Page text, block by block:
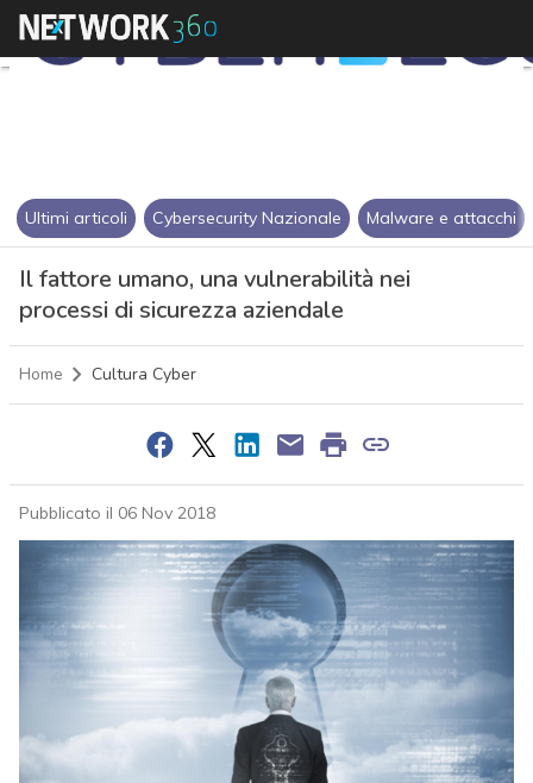
Ultimi articoli Cybersecurity Nazionale Malware e attacchi
Il fattore umano, una vulnerabilità nei
processi di sicurezza aziendale
Home Cultura Cyber
Pubblicato il 06 Nov 2018